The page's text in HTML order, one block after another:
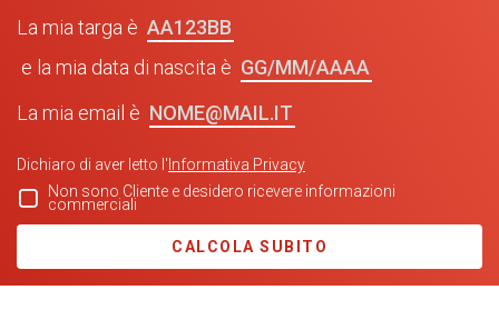
La mia targa è
AA123BB
e la mia data di nascita è
GG/MM/AAAA
La mia email è NOME@MAIL.IT
Dichiaro di aver letto l' Informativa Privacy
Non sono Cliente e desidero ricevere informazioni
commerciali
CALCOLA SUBITO